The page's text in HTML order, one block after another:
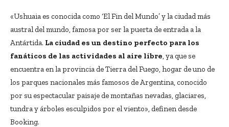
«Ushuaia es conocida como ‘El Fin del Mundo’ y la ciudad más
austral del mundo, famosa por ser la puerta de entrada a la
Antártida. La ciudad es un destino perfecto para los
fanáticos de las actividades al aire libre , ya que se
encuentra en la provincia de Tierra del Fuego, hogar de uno de
los parques nacionales más famosos de Argentina, conocido
por su espectacular paisaje de montañas nevadas, glaciares,
tundra y árboles esculpidos por el viento», definen desde
Booking.